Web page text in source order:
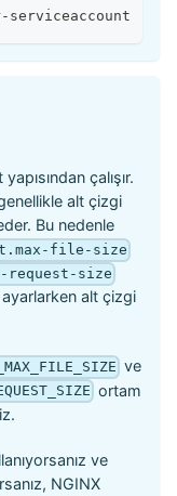
- serviceaccount
çalışır.
alt çizgi
Bu nedenle
file-size
size
alt çizgi
ve
ortam
ve
NGINX